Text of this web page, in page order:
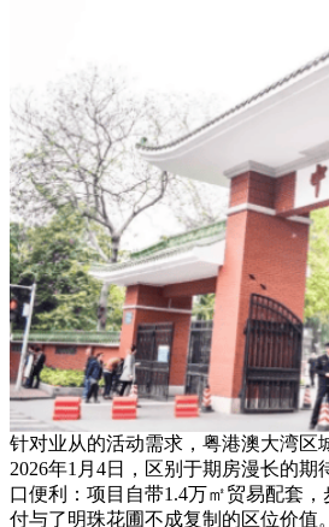
针对业从的活动需求，粤港澳大湾区
2026年1月4日，区别于期房漫长的期
口便利：项目自带1.4万㎡贸易配套
付与了明珠花圃不成复制的区位价值